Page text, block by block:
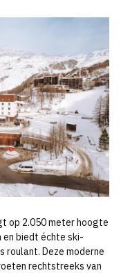
op 2.050 meter hoogte
biedt échte ski-
roulant. Deze moderne
rechtstreeks van